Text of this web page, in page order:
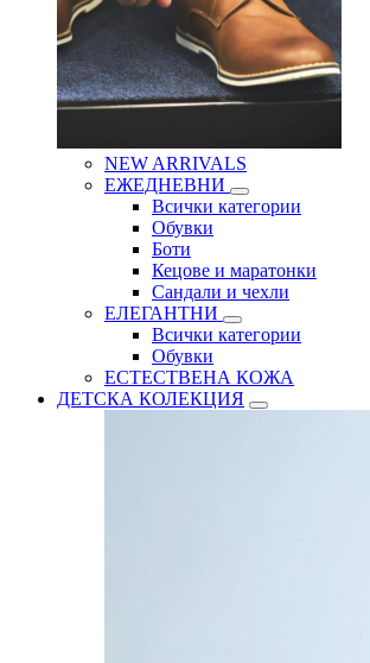
NEW ARRIVALS
ЕЖЕДНЕВНИ
Всички категории
Обувки
Боти
Кецове и маратонки
Сандали и чехли
ЕЛЕГАНТНИ
Всички категории
Обувки
ЕСТЕСТВЕНА КОЖА
ДЕТСКА КОЛЕКЦИЯ